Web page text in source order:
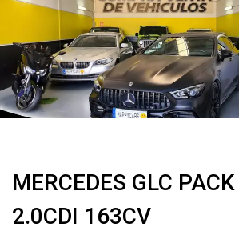
MERCEDES GLC
2.0CDI 163CV